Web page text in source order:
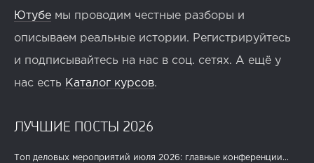
Ютубе мы проводим честные разборы и
описываем реальные истории. Регистрируйтесь
и подписывайтесь на нас в соц. сетях. А ещё у
нас есть Каталог курсов.
ЛУЧШИЕ ПОСТЫ 2026
Топ деловых мероприятий июля 2026: главные конференции...